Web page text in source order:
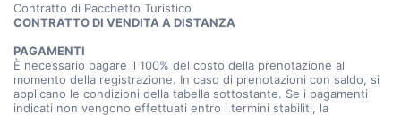
Contratto di Pacchetto Turistico
CONTRATTO DI VENDITA A DISTANZA
PAGAMENTI
È necessario pagare il 100% del costo della prenotazione al
momento della registrazione. In caso di prenotazioni con saldo, si
applicano le condizioni della tabella sottostante. Se i pagamenti
indicati non vengono effettuati entro i termini stabiliti, la